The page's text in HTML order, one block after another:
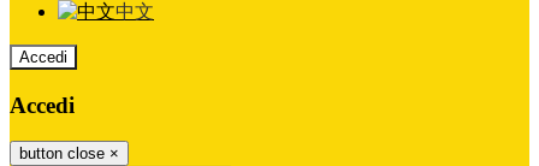
中文
Accedi
Accedi
button close ×